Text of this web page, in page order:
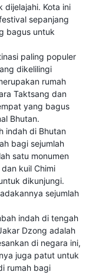
dijelajahi. Kota ini
sepanjang
bagus untuk
paling populer
dikelilingi
rumah
Taktsang dan
yang bagus
Bhutan.
indah di Bhutan
bagi sejumlah
satu monumen
kuil Chimi
dikunjungi.
sejumlah
indah di tengah
Dzong adalah
di negara ini,
juga patut untuk
rumah bagi